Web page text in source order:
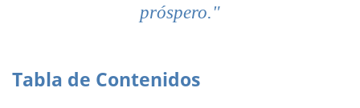
próspero."
Tabla de Contenidos